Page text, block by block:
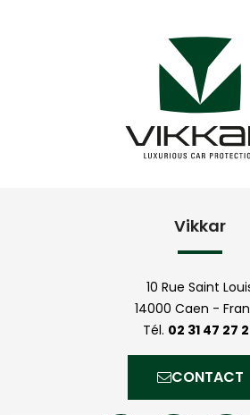
Vikkar
10 Rue Saint
14000 Caen -
Tél. 02 31 47 27
CONTACT